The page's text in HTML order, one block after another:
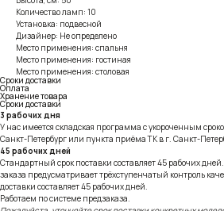
Количество ламп: 10
Установка: подвесной
Дизайнер: Не определено
Место применения: спальня
Место применения: гостиная
Место применения: столовая
Сроки доставки
Оплата
Хранение товара
Сроки доставки
3 рабочих дня
У нас имеется складская программа с укороченным
Санкт-Петербург или пункта приёма ТК в г. Санкт-
45 рабочих дней
Стандартный срок поставки составляет 45 рабочих
заказа предусматривает трёхступенчатый контроль
доставки составляет 45 рабочих дней.
Работаем по системе предзаказа.